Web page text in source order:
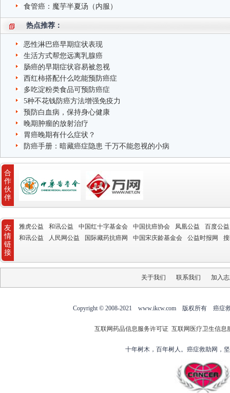
食管癌：魔芋半夏汤（内服）
热点推荐：
恶性淋巴癌早期症状表现
生活方式帮您远离乳腺癌
肠癌的早期症状容易被忽视
西红柿搭配什么吃能预防癌症
多吃淀粉类食品可预防癌症
5种不花钱防癌方法增强免疫力
预防白血病，保持身心健康
晚期肿瘤的放射治疗
胃癌晚期有什么症状？
防癌手册：暗藏癌症隐患 千万不能忽视的小病
合
作
伙
伴
友
情
链
接
雅虎公益 和讯公益 中国红十字基金会 中国抗癌协会 凤凰公益
百度公益
和讯公益
人民网公益 国际藏药抗癌网 中国宋庆龄基金会 公益时报网
关于我们 联系我们 加入
Copyright © 2008-2021 www.ikcw.com 版权所有 癌症
互联网药品信息服务许可证 互联网医疗卫生信息
十年树木，百年树人。癌症救助网，